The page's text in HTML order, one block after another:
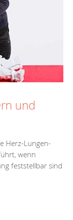
und
Herz-Lungen-
wenn
feststellbar sind